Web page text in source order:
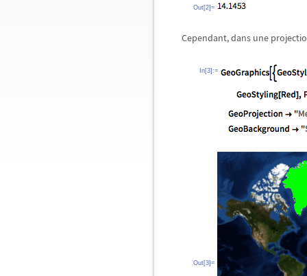
Out[2]=
Cependant, dans une
In[3]:=
Out[3]=